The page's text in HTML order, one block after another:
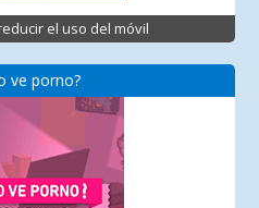
el uso del móvil
ve porno?